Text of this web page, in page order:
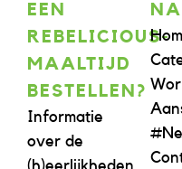
EEN
REBELICIOUS-
MAALTIJD
BESTELLEN?
Informatie
over de
(h)eerlijkheden